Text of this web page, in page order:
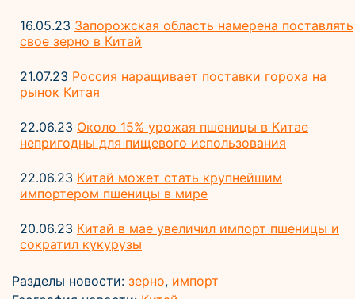
16.05.23 Запорожская область намерена поставлять
свое зерно в Китай
21.07.23 Россия наращивает поставки гороха на
рынок Китая
22.06.23 Около 15% урожая пшеницы в Китае
непригодны для пищевого использования
22.06.23 Китай может стать крупнейшим
импортером пшеницы в мире
20.06.23 Китай в мае увеличил импорт пшеницы и
сократил кукурузы
Разделы новости: зерно, импорт